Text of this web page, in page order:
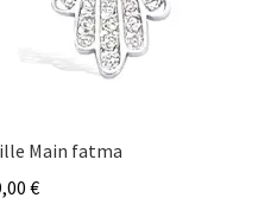
Main fatma
€